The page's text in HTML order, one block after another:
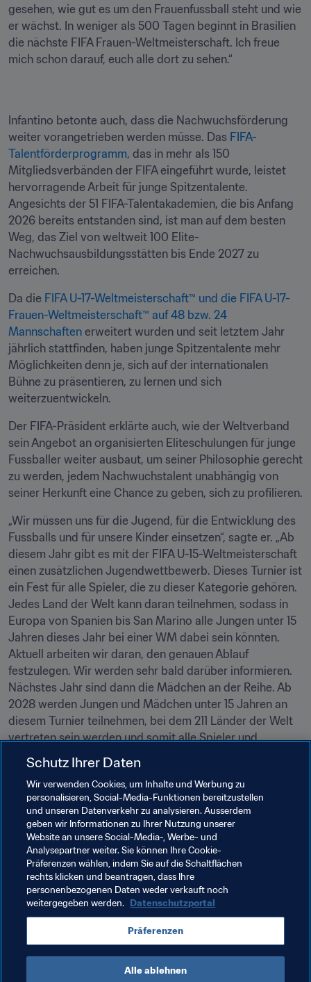
gesehen, wie gut es um den Frauenfussball steht und wie
er wächst. In weniger als 500 Tagen beginnt in Brasilien
die nächste FIFA Frauen-Weltmeisterschaft. Ich freue
mich schon darauf, euch alle dort zu sehen.“
Infantino betonte auch, dass die Nachwuchsförderung
weiter vorangetrieben werden müsse. Das FIFA-
Talentförderprogramm, das in mehr als 150
Mitgliedsverbänden der FIFA eingeführt wurde, leistet
hervorragende Arbeit für junge Spitzentalente.
Angesichts der 51 FIFA-Talentakademien, die bis Anfang
2026 bereits entstanden sind, ist man auf dem besten
Weg, das Ziel von weltweit 100 Elite-
Nachwuchsausbildungsstätten bis Ende 2027 zu
erreichen.
Da die FIFA U-17-Weltmeisterschaft™ und die FIFA U-17-
Frauen-Weltmeisterschaft™ auf 48 bzw. 24
Mannschaften erweitert wurden und seit letztem Jahr
jährlich stattfinden, haben junge Spitzentalente mehr
Möglichkeiten denn je, sich auf der internationalen
Bühne zu präsentieren, zu lernen und sich
weiterzuentwickeln.
Der FIFA-Präsident erklärte auch, wie der Weltverband
sein Angebot an organisierten Eliteschulungen für junge
Fussballer weiter ausbaut, um seiner Philosophie gerecht
zu werden, jedem Nachwuchstalent unabhängig von
seiner Herkunft eine Chance zu geben, sich zu profilieren.
„Wir müssen uns für die Jugend, für die Entwicklung des
Fussballs und für unsere Kinder einsetzen“, sagte er. „Ab
diesem Jahr gibt es mit der FIFA U-15-Weltmeisterschaft
einen zusätzlichen Jugendwettbewerb. Dieses Turnier ist
ein Fest für alle Spieler, die zu dieser Kategorie gehören.
Jedes Land der Welt kann daran teilnehmen, sodass in
Europa von Spanien bis San Marino alle Jungen unter 15
Jahren dieses Jahr bei einer WM dabei sein könnten.
Aktuell arbeiten wir daran, den genauen Ablauf
festzulegen. Wir werden sehr bald darüber informieren.
Nächstes Jahr sind dann die Mädchen an der Reihe. Ab
2028 werden Jungen und Mädchen unter 15 Jahren an
diesem Turnier teilnehmen, bei dem 211 Länder der Welt
vertreten sein werden und somit alle Spieler und
Verwandte Themen
FIFA-Präsident Organisation
FIFA Fussball-Weltmeisterschaft 2026™ Belgium
UEFA
Schutz Ihrer Daten
Wir verwenden Cookies, um Inhalte und Werbung zu
personalisieren, Social-Media-Funktionen bereitzustellen
und unseren Datenverkehr zu analysieren. Ausserdem
geben wir Informationen zu Ihrer Nutzung unserer
Website an unsere Social-Media-, Werbe- und
Analysepartner weiter. Sie können Ihre Cookie-
Präferenzen wählen, indem Sie auf die Schaltflächen
rechts klicken und beantragen, dass Ihre
personenbezogenen Daten weder verkauft noch
weitergegeben werden. Datenschutzportal
Präferenzen
Alle ablehnen